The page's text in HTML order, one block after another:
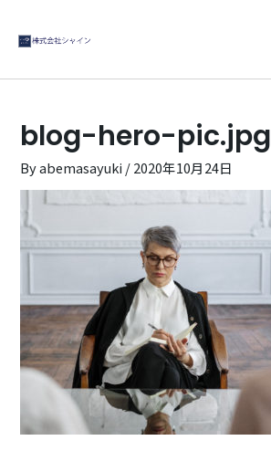
blog-hero-pic.jpg
Byabemasayuki /2020年10月24日